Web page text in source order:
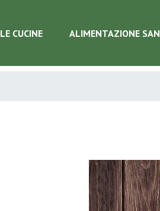
LE CUCINE ALIMENTAZIONE